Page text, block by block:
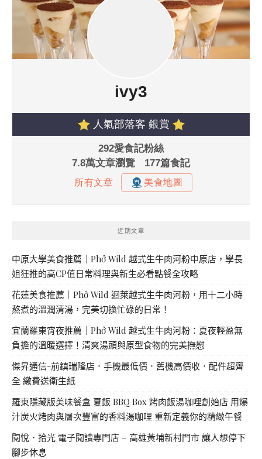
近期文章
中原大學美食推薦｜Phở Wild 越式生牛肉河粉中原店，學長
姐狂推的高CP值日常料理與新生必看點餐全攻略
花蓮美食推薦｜Phở Wild 迴萊越式生牛肉河粉，用十二小時
熬煮的溫潤清湯，完美切換忙碌的日常！
宜蘭羅東宵夜推薦｜Phở Wild 越式生牛肉河粉：夏夜輕盈無
負擔的溫暖選擇！清爽湯頭與原型食物的完美撫慰
傑昇通信-前鎮瑞隆店．手機最低價．舊機高價收．配件超齊
全 繳費送衛生紙
羅東隱藏版美味餐盒 夏飯 BBQ Box 烤肉飯湯咖哩創始店 用爆
汁炭火烤肉與層次豐富的香料湯咖哩 重新定義你的精緻午餐
閱悅．拾光 電子閱讀專門店 – 高雄黃埔新村門市 讓人想停下
腳步休息